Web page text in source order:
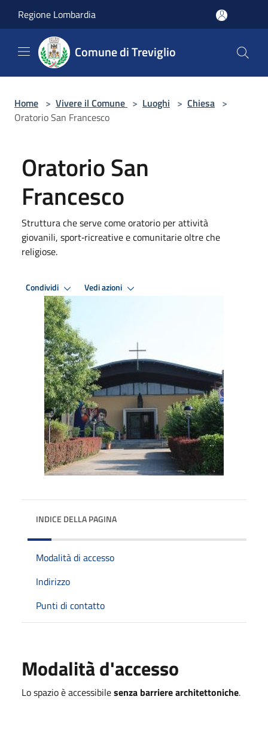
Regione Lombardia
Comune di Treviglio
Home > Vivere il Comune > Luoghi > Chiesa >
Oratorio San Francesco
Oratorio San
Francesco
Struttura che serve come oratorio per attività
giovanili, sport‑ricreative e comunitarie oltre che
religiose.
Condividi Vedi azioni
INDICE DELLA PAGINA
Modalità di accesso
Indirizzo
Punti di contatto
Modalità d'accesso
Lo spazio è accessibilesenza barriere architettoniche.